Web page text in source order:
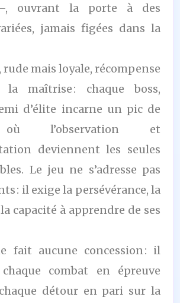
ouvrant la porte à des
jamais figées dans la
mais loyale, récompense
la maîtrise : chaque boss,
d’élite incarne un pic de
l’observation et
deviennent les seules
Le jeu ne s’adresse pas
: il exige la persévérance, la
capacité à apprendre de ses
fait aucune concession : il
combat en épreuve
détour en pari sur la